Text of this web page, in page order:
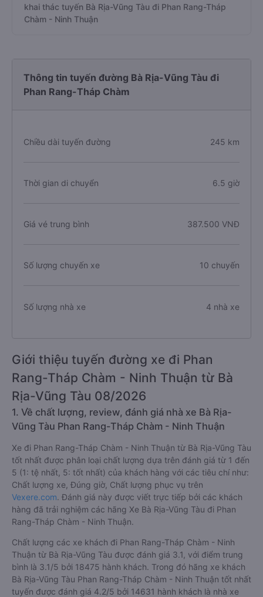
khai thác tuyến Bà Rịa-Vũng Tàu đi Phan Rang-Tháp
Chàm - Ninh Thuận
Thông tin tuyến đường Bà Rịa-Vũng Tàu đi
Phan Rang-Tháp Chàm
Chiều dài tuyến đường 245 km
Thời gian di chuyển 6.5 giờ
Giá vé trung bình 387.500 VNĐ
Số lượng chuyến xe 10 chuyến
Số lượng nhà xe 4 nhà xe
Giới thiệu tuyến đường xe đi Phan
Rang-Tháp Chàm - Ninh Thuận từ Bà
Rịa-Vũng Tàu 08/2026
1. Về chất lượng, review, đánh giá nhà xe Bà Rịa-
Vũng Tàu Phan Rang-Tháp Chàm - Ninh Thuận
Xe đi Phan Rang-Tháp Chàm - Ninh Thuận từ Bà Rịa-Vũng Tàu
tốt nhất được phân loại chất lượng dựa trên đánh giá từ 1 đến
5 (1: tệ nhất, 5: tốt nhất) của khách hàng với các tiêu chí như:
Chất lượng xe, Đúng giờ, Chất lượng phục vụ trên
Vexere.com. Đánh giá này được viết trực tiếp bởi các khách
hàng đã trải nghiệm các hãng Xe Bà Rịa-Vũng Tàu đi Phan
Rang-Tháp Chàm - Ninh Thuận.
Chất lượng các xe khách đi Phan Rang-Tháp Chàm - Ninh
Thuận từ Bà Rịa-Vũng Tàu được đánh giá 3.1, với điểm trung
bình là 3.1/5 bởi 18475 hành khách. Trong đó hãng xe khách
Bà Rịa-Vũng Tàu Phan Rang-Tháp Chàm - Ninh Thuận tốt nhất
tuyến được đánh giá 4.2/5 bởi 14631 hành khách là nhà xe